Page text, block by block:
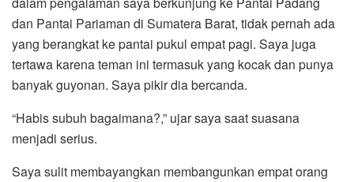
dan Pantai Pariaman di Sumatera Barat, tidak pernah ada
yang berangkat ke pantai pukul empat pagi. Saya juga
tertawa karena teman ini termasuk yang kocak dan punya
banyak guyonan. Saya pikir dia bercanda.
“Habis subuh bagaimana?,” ujar saya saat suasana
menjadi serius.
Saya sulit membayangkan membangunkan empat orang